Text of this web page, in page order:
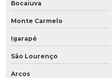
Bocaiuva
Monte Carmelo
Igarapé
São Lourenço
Arcos